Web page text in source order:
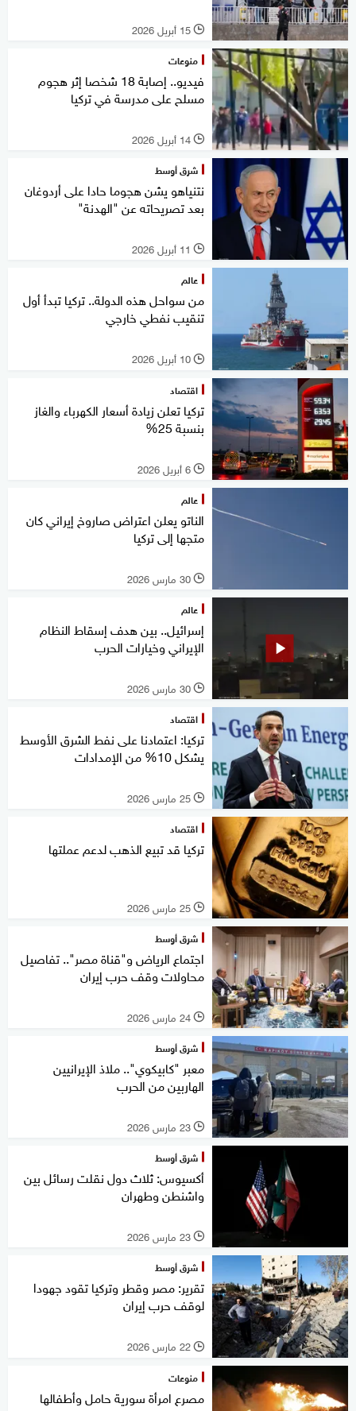
l 15 أبريل 2026
منوعات
فيديو.. إصابة 18 شخصا إثر هجوم
مسلح على مدرسة في تركيا
l 14 أبريل 2026
شرق أوسط
نتنياهو يشن هجوما حادا على أردوغان
بعد تصريحاته عن "الهدنة"
l 11 أبريل 2026
عالم
من سواحل هذه الدولة.. تركيا تبدأ أول
تنقيب نفطي خارجي
l 10 أبريل 2026
اقتصاد
تركيا تعلن زيادة أسعار الكهرباء والغاز
بنسبة 25%
l 6 أبريل 2026
عالم
الناتو يعلن اعتراض صاروخ إيراني كان
متجها إلى تركيا
l 30 مارس 2026
عالم
إسرائيل.. بين هدف إسقاط النظام
الإيراني وخيارات الحرب
l 30 مارس 2026
اقتصاد
تركيا: اعتمادنا على نفط الشرق الأوسط
يشكل 10% من الإمدادات
l 25 مارس 2026
اقتصاد
تركيا قد تبيع الذهب لدعم عملتها
l 25 مارس 2026
شرق أوسط
اجتماع الرياض و"قناة مصر".. تفاصيل
محاولات وقف حرب إيران
l 24 مارس 2026
شرق أوسط
معبر "كابيكوي".. ملاذ الإيرانيين
الهاربين من الحرب
l 23 مارس 2026
شرق أوسط
أكسيوس: ثلاث دول نقلت رسائل بين
واشنطن وطهران
l 23 مارس 2026
شرق أوسط
تقرير: مصر وقطر وتركيا تقود جهودا
لوقف حرب إيران
l 22 مارس 2026
منوعات
مصرع امرأة سورية حامل وأطفالها